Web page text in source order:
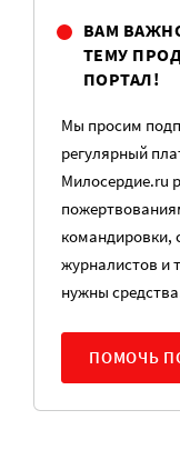
ВАМ
ТЕМУ
ПОРТАЛ!
Мы просим
регулярный
Милосердие.ru
командировки,
журналистов и
нужны
ПОМОЧЬ